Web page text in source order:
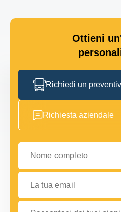
Ottieni
Richiedi un
Richiesta aziendale
Nome completo
La tua email
Raccontaci dei tuoi piani